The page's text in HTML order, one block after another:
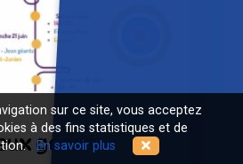
géants
sur ce site, vous acceptez
à des fins statistiques et de
En savoir plus